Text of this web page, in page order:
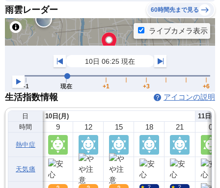
雨雲レーダー 60時間先まで見る
生活指数情報 アイコンの説明
日
時間
熱中症
天気痛
10日(月)
9 12 15 18 21
11日(
0